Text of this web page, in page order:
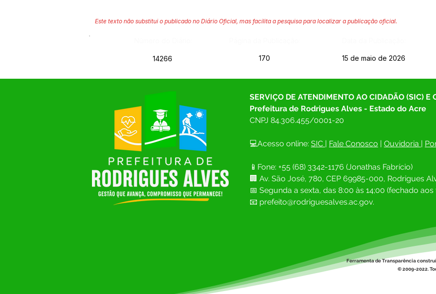
Este texto não substitui o publicado no Diário Oficial, mas facilita a pesquisa para localizar a publicação oficial.
14266 170 15 de maio de 2026
SERVIÇO DE ATENDIMENTO AO CIDADÃO (SIC) E
Prefeitura de Rodrigues Alves - Estado do Acre
CNPJ 84.306.455/0001-20
💻Acesso online: SIC | Fale Conosco | Ouvidoria |
📱Fone: +55 (68) 3342-1176 (Jonathas Fabrício)
🏢 Av. São José, 780, CEP 69985-000, Rodrigues
📅 Segunda a sexta, das 8:00 às 14;00 (fechado
📧 prefeito@rodriguesalves.ac.gov.
Ferramenta de Transparência
© 2009-2022.